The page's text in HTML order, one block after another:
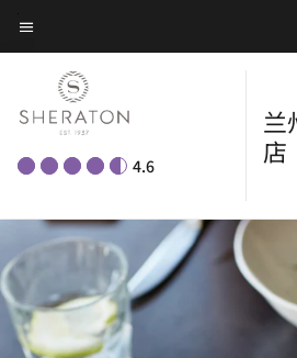
Skip
to
main
content
菜单文本
4.6
兰
店